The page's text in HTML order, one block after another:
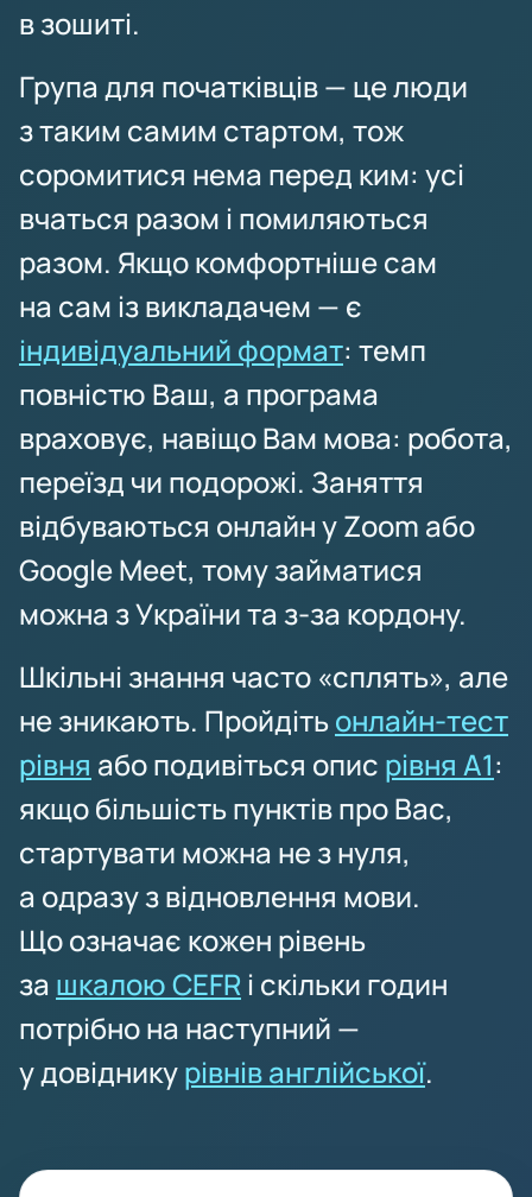
в зошиті.
Група для початківців — це люди
з таким самим стартом, тож
соромитися нема перед ким: усі
вчаться разом і помиляються
разом. Якщо комфортніше сам
на сам із викладачем — є
індивідуальний формат: темп
повністю Ваш, а програма
враховує, навіщо Вам мова: робота,
переїзд чи подорожі. Заняття
відбуваються онлайн у Zoom або
Google Meet, тому займатися
можна з України та з-за кордону.
Шкільні знання часто «сплять», але
не зникають. Пройдітьонлайн-тест
рівня або подивіться опис рівня A1:
якщо більшість пунктів про Вас,
стартувати можна не з нуля,
а одразу з відновлення мови.
Що означає кожен рівень
за шкалою CEFR і скільки годин
потрібно на наступний —
у довідникурівнів англійської.